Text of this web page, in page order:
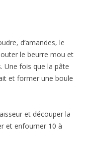
d’amandes, le
le beurre mou et
Une fois que la pâte
et former une boule
et découper la
et enfourner 10 à